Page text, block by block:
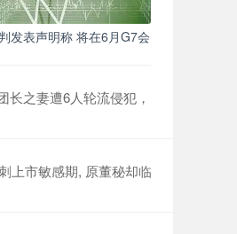
发表声明称 将在6月G7会
长之妻遭6人轮流侵犯，
上市敏感期, 原董秘却临